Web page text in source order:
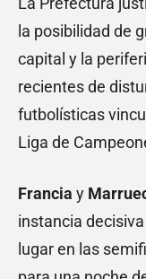
la posibilidad de
capital y la
recientes de
futbolísticas
Liga de
Francia y
instancia
lugar en las